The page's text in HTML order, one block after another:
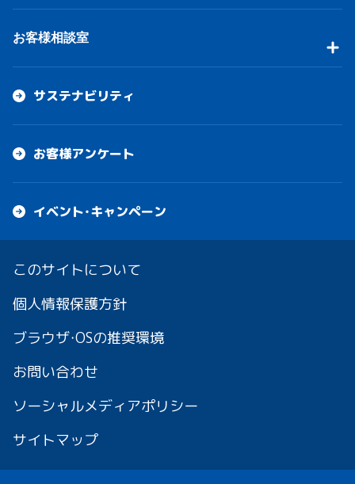
お客様相談室
サステナビリティ
お客様アンケート
イベント・キャンペーン
このサイトについて
個人情報保護方針
ブラウザ・OSの推奨環境
お問い合わせ
ソーシャルメディアポリシー
サイトマップ